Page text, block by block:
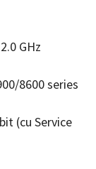
GHz
8600 series
(cu Service